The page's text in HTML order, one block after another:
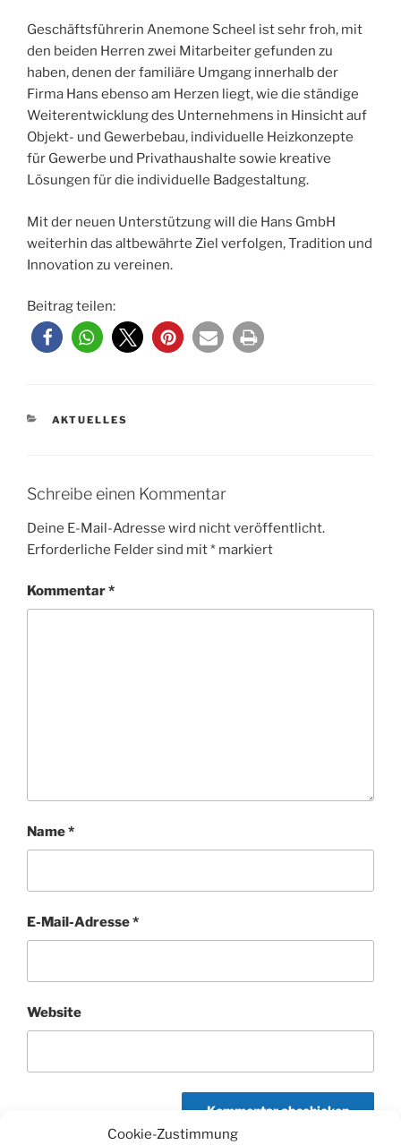
Cookie-Zustimmung
Geschäftsführerin Anemone Scheel ist sehr froh, mit
den beiden Herren zwei Mitarbeiter gefunden zu
haben, denen der familiäre Umgang innerhalb der
Firma Hans ebenso am Herzen liegt, wie die ständige
Weiterentwicklung des Unternehmens in Hinsicht auf
Objekt- und Gewerbebau, individuelle Heizkonzepte
für Gewerbe und Privathaushalte sowie kreative
Lösungen für die individuelle Badgestaltung.
Mit der neuen Unterstützung will die Hans GmbH
weiterhin das altbewährte Ziel verfolgen, Tradition und
Innovation zu vereinen.
Beitrag teilen:
KATEGORIEN
AKTUELLES
Schreibe einen Kommentar
Deine E-Mail-Adresse wird nicht veröffentlicht.
Erforderliche Felder sind mit* markiert
Kommentar*
Name*
E-Mail-Adresse*
Website